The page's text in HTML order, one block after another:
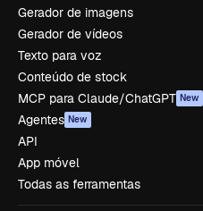
Gerador de imagens
Gerador de vídeos
Texto para voz
Conteúdo de stock
MCP para Claude/ChatGPT New
Agentes New
API
App móvel
Todas as ferramentas